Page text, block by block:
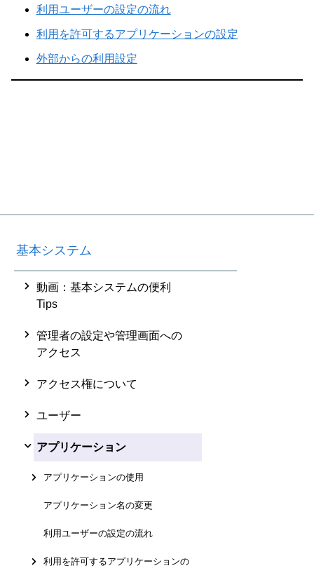
利用ユーザーの設定の流れ
利用を許可するアプリケーションの設定
外部からの利用設定
基本システム
動画：基本システムの便利
Tips
管理者の設定や管理画面への
アクセス
アクセス権について
ユーザー
アプリケーション
アプリケーションの使用
アプリケーション名の変更
利用ユーザーの設定の流れ
利用を許可するアプリケーションの